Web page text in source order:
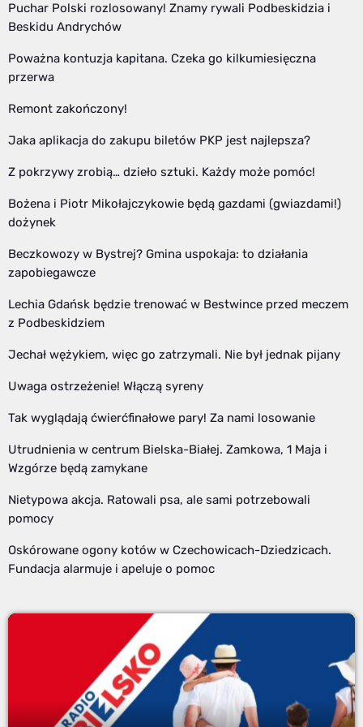
Puchar Polski rozlosowany! Znamy rywali Podbeskidzia i
Beskidu Andrychów
Poważna kontuzja kapitana. Czeka go kilkumiesięczna
przerwa
Remont zakończony!
Jaka aplikacja do zakupu biletów PKP jest najlepsza?
Z pokrzywy zrobią… dzieło sztuki. Każdy może pomóc!
Bożena i Piotr Mikołajczykowie będą gazdami (gwiazdami!)
dożynek
Beczkowozy w Bystrej? Gmina uspokaja: to działania
zapobiegawcze
Lechia Gdańsk będzie trenować w Bestwince przed meczem
z Podbeskidziem
Jechał wężykiem, więc go zatrzymali. Nie był jednak pijany
Uwaga ostrzeżenie! Włączą syreny
Tak wyglądają ćwierćfinałowe pary! Za nami losowanie
Utrudnienia w centrum Bielska-Białej. Zamkowa, 1 Maja i
Wzgórze będą zamykane
Nietypowa akcja. Ratowali psa, ale sami potrzebowali
pomocy
Oskórowane ogony kotów w Czechowicach-Dziedzicach.
Fundacja alarmuje i apeluje o pomoc